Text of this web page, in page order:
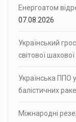
Енергоатом
07.08.2026
Український
світової
Українська ППО
балістичних
Міжнародні